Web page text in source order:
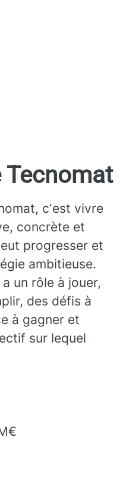
cʼest vivre
concrète et
progresser et
ambitieuse.
un rôle à jouer,
des défis à
à gagner et
sur lequel